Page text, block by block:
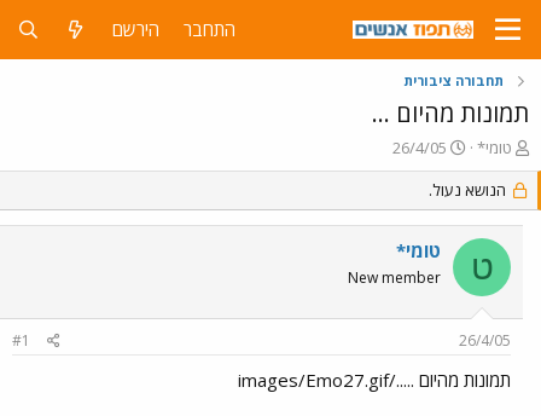
התחבר הירשם
תחבורה ציבורית
תמונות מהיום ...
פ
ו
ת
ח
נ
ו
א
טומי*
פ
ו
ר
ס
ת
ר
26/4/05
הנושא נעול.
ט טומי*
New member
26/4/05
#1
תמונות מהיום ...../images/Emo27.gif